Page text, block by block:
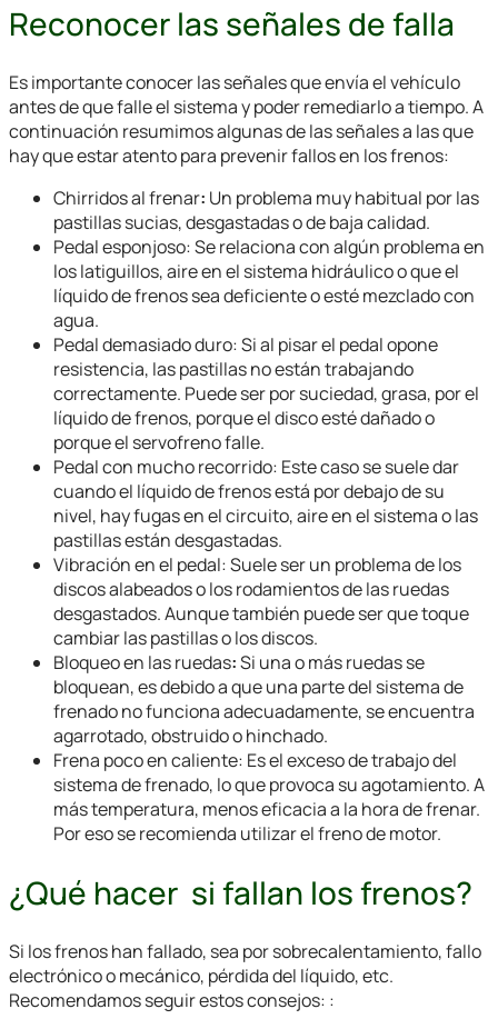
Reconocer las señales de falla
Es importante conocer las señales que envía el vehículo
antes de que falle el sistema y poder remediarlo a tiempo. A
continuación resumimos algunas de las señales a las que
hay que estar atento para prevenir fallos en los frenos:
Chirridos al frenar: Un problema muy habitual por las
pastillas sucias, desgastadas o de baja calidad.
Pedal esponjoso:Se relaciona con algún problema en
los latiguillos, aire en el sistema hidráulico o que el
líquido de frenos sea deficiente o esté mezclado con
agua.
Pedal demasiado duro:Si al pisar el pedal opone
resistencia, las pastillas no están trabajando
correctamente. Puede ser por suciedad, grasa, por el
líquido de frenos, porque el disco esté dañado o
porque el servofreno falle.
Pedal con mucho recorrido: Este caso se suele dar
cuando el líquido de frenos está por debajo de su
nivel, hay fugas en el circuito, aire en el sistema o las
pastillas están desgastadas.
Vibración en el pedal:Suele ser un problema de los
discos alabeados o los rodamientos de las ruedas
desgastados. Aunque también puede ser que toque
cambiar las pastillas o los discos.
Bloqueo en las ruedas:Si una o más ruedas se
bloquean, es debido a que una parte del sistema de
frenado no funciona adecuadamente, se encuentra
agarrotado, obstruido o hinchado.
Frena poco en caliente: Es el exceso de trabajo del
sistema de frenado, lo que provoca su agotamiento. A
más temperatura, menos eficacia a la hora de frenar.
Por eso se recomienda utilizar el freno de motor.
¿Qué hacer si fallan los frenos?
Si los frenos han fallado, sea por sobrecalentamiento, fallo
electrónico o mecánico, pérdida del líquido, etc.
Recomendamos seguir estos consejos: :